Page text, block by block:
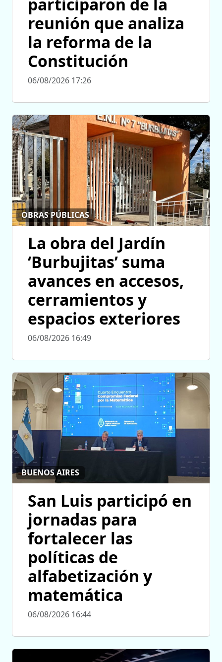
reunión que analiza
la reforma de la
Constitución
06/08/2026 17:26
OBRAS PÚBLICAS
La obra del Jardín
‘Burbujitas’ suma
avances en accesos,
cerramientos y
espacios exteriores
06/08/2026 16:49
BUENOS AIRES
San Luis participó en
jornadas para
fortalecer las
políticas de
alfabetización y
matemática
06/08/2026 16:44